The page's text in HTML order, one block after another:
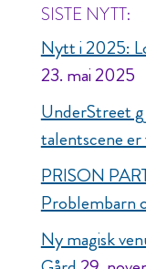
SISTE NYTT:
Nytt i 2025:
23. mai 2025
UnderStreet
talentscene
PRISON
Problembarn
Ny magisk